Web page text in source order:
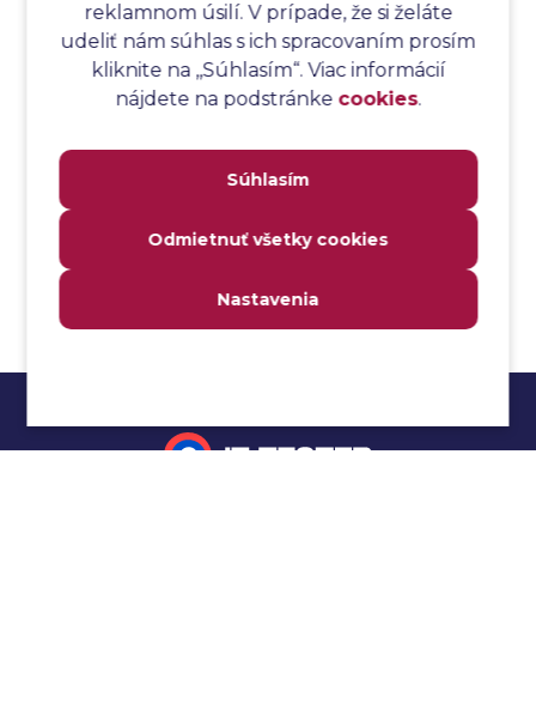
Analýza testovacieho bodu
Analýza toku riadenia
Analýza toku údajov
Analýza webových stránok a inventár meraní
Analyzovateľnosť
Anti-malvér
reklamnom úsilí. V prípade, že si želáte
udeliť nám súhlas s ich spracovaním prosím
kliknite na ,,Súhlasím“. Viac informácií
nájdete na podstránke cookies.
Súhlasím
Odmietnuť všetky cookies
Nastavenia